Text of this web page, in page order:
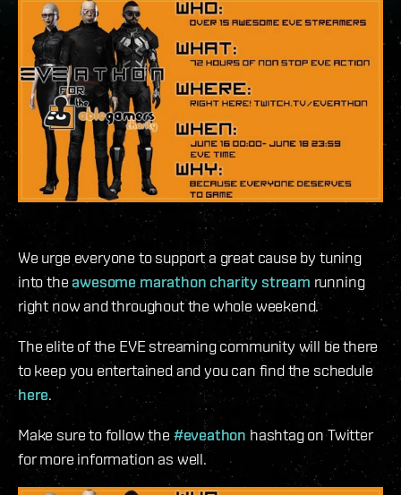
We urge everyone to support a great cause by tuning
into theawesome marathon charity stream running
right now and throughout the whole weekend.
The elite of the EVE streaming community will be there
to keep you entertained and you can find the schedule
here.
Make sure to follow the #eveathon hashtag on Twitter
for more information as well.